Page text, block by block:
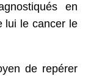
en
lui le cancer le
de repérer